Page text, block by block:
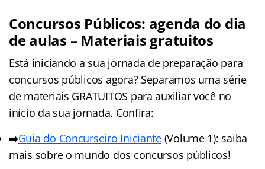
Concursos Públicos: agenda do dia
de aulas – Materiais gratuitos
Está iniciando a sua jornada de preparação para
concursos públicos agora? Separamos uma série
de materiais GRATUITOS para auxiliar você no
início da sua jornada. Confira:
➡️Guia do Concurseiro Iniciante(Volume 1): saiba
mais sobre o mundo dos concursos públicos!